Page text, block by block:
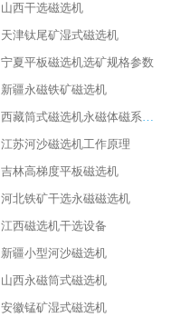
山西干选磁选机
天津钛尾矿湿式磁选机
宁夏平板磁选机选矿规格参数
新疆永磁铁矿磁选机
西藏筒式磁选机永磁体磁系设计
江苏河沙磁选机工作原理
吉林高梯度平板磁选机
河北铁矿干选永磁磁选机
江西磁选机干选设备
新疆小型河沙磁选机
山西永磁筒式磁选机
安徽锰矿湿式磁选机